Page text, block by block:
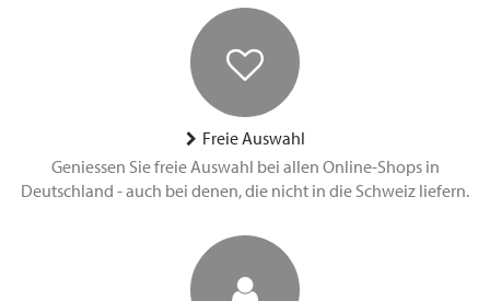
Freie Auswahl
Geniessen Sie freie Auswahl bei allen Online-Shops in
Deutschland - auch bei denen, die nicht in die Schweiz liefern.